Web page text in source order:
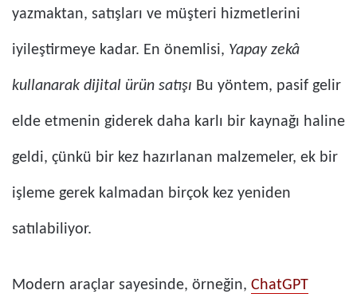
yazmaktan, satışları ve müşteri hizmetlerini
iyileştirmeye kadar. En önemlisi, Yapay zekâ
kullanarak dijital ürün satışı Bu yöntem, pasif gelir
elde etmenin giderek daha karlı bir kaynağı haline
geldi, çünkü bir kez hazırlanan malzemeler, ek bir
işleme gerek kalmadan birçok kez yeniden
satılabiliyor.
Modern araçlar sayesinde, örneğin, ChatGPT